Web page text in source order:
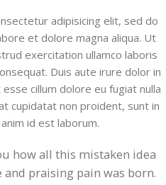
adipisicing elit, sed do
et dolore magna aliqua. Ut
exercitation ullamco laboris
Duis aute irure dolor in
cillum dolore eu fugiat nulla
cupidatat non proident, sunt in
id est laborum.
how all this mistaken idea
praising pain was born.